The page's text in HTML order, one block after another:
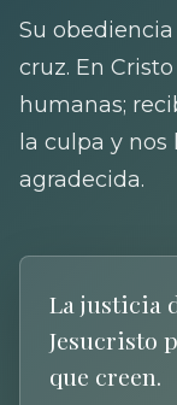
Su
cruz. En
humanas;
la culpa y nos
agradecida.
La justicia
Jesucristo
que creen.